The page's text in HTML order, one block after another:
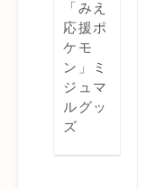
「みえ
応援ポ
ケモ
ン」ミ
ジュマ
ルグッ
ズ